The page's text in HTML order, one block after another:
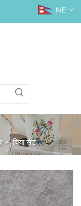
NE
>चिया सेट